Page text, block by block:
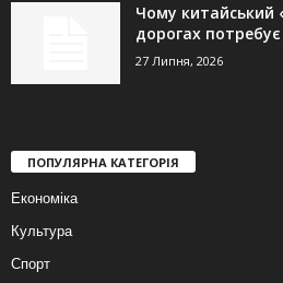
Чому китайський
дорогах
27 Липня, 2026
ПОПУЛЯРНА КАТЕГОРІЯ
Економіка
Культура
Спорт